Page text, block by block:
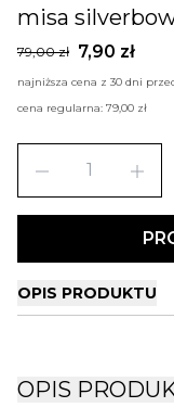
misa
79,00 zł 7,90 zł
najniższa cena z 30 dni
cena regularna: 79,00 zł
remove add
OPIS PRODUKTU
OPIS